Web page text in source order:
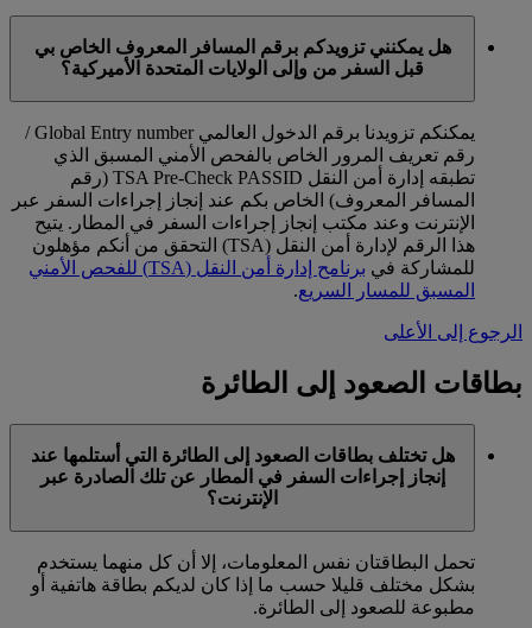
هل يمكنني تزويدكم برقم المسافر المعروف الخاص بي
قبل السفر من وإلى الولايات المتحدة الأميركية؟
يمكنكم تزويدنا برقم الدخول العالمي Global Entry number /
رقم تعريف المرور الخاص بالفحص الأمني المسبق الذي
تطبقه إدارة أمن النقل TSA Pre-Check PASSID (رقم
المسافر المعروف) الخاص بكم عند إنجاز إجراءات السفر عبر
الإنترنت وعند مكتب إنجاز إجراءات السفر في المطار. يتيح
هذا الرقم لإدارة أمن النقل (TSA) التحقق من أنكم مؤهلون
للمشاركة في
برنامح إدارة أمن النقل (TSA) للفحص الأمني
المسبق للمسار السريع.
الرجوع إلى الأعلى
بطاقات الصعود إلى الطائرة
هل تختلف بطاقات الصعود إلى الطائرة التي أستلمها عند
إنجاز إجراءات السفر في المطار عن تلك الصادرة عبر
الإنترنت؟
تحمل البطاقتان نفس المعلومات، إلا أن كل منهما يستخدم
بشكل مختلف قليلا حسب ما إذا كان لديكم بطاقة هاتفية أو
مطبوعة للصعود إلى الطائرة.